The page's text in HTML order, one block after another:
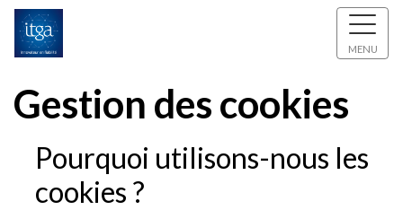
MENU
Gestion des cookies
Pourquoi utilisons-nous les
cookies ?